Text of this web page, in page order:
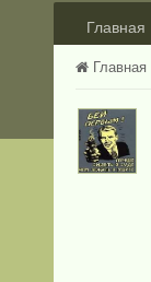
Главная
Главная